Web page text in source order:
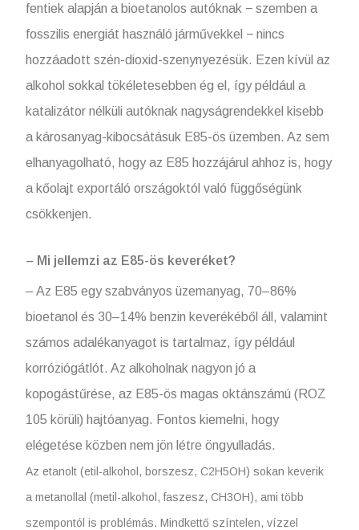
fentiek alapján a bioetanolos autóknak − szemben a
fosszilis energiát használó járművekkel − nincs
hozzáadott szén-dioxid-szenynyezésük. Ezen kívül az
alkohol sokkal tökéletesebben ég el, így például a
katalizátor nélküli autóknak nagyságrendekkel kisebb
a károsanyag-kibocsátásuk E85-ös üzemben. Az sem
elhanyagolható, hogy az E85 hozzájárul ahhoz is, hogy
a kőolajt exportáló országoktól való függőségünk
csökkenjen.
– Mi jellemzi az E85-ös keveréket?
– Az E85 egy szabványos üzemanyag, 70–86%
bioetanol és 30–14% benzin keverékéből áll, valamint
számos adalékanyagot is tartalmaz, így például
korróziógátlót. Az alkoholnak nagyon jó a
kopogástűrése, az E85-ös magas oktánszámú (ROZ
105 körüli) hajtóanyag. Fontos kiemelni, hogy
elégetése közben nem jön létre öngyulladás.
Az etanolt (etil-alkohol, borszesz, C2H5OH) sokan keverik
a metanollal (metil-alkohol, faszesz, CH3OH), ami több
szempontól is problémás. Mindkettő színtelen, vízzel